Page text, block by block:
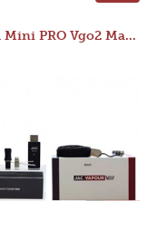
Crystal Mini PRO Vgo2 Manual 400mAh Kit